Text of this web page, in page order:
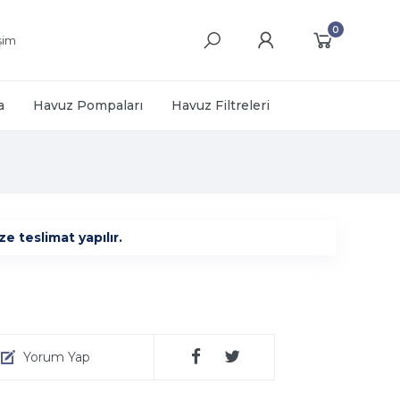
0
Havuz Pompaları Havuz Filtreleri
teslimat yapılır.
Yorum Yap